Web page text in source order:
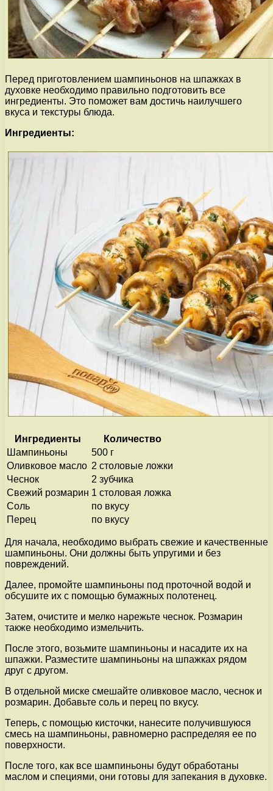
Перед приготовлением шампиньонов на шпажках в
духовке необходимо правильно подготовить все
ингредиенты. Это поможет вам достичь наилучшего
вкуса и текстуры блюда.
Ингредиенты:
Ингредиенты
Количество
Шампиньоны
500 г
Оливковое масло 2 столовые ложки
Чеснок
2 зубчика
Свежий розмарин 1 столовая ложка
Соль
по вкусу
Перец
по вкусу
Для начала, необходимо выбрать свежие и качественные
шампиньоны. Они должны быть упругими и без
повреждений.
Далее, промойте шампиньоны под проточной водой и
обсушите их с помощью бумажных полотенец.
Затем, очистите и мелко нарежьте чеснок. Розмарин
также необходимо измельчить.
После этого, возьмите шампиньоны и насадите их на
шпажки. Разместите шампиньоны на шпажках рядом
друг с другом.
В отдельной миске смешайте оливковое масло, чеснок и
розмарин. Добавьте соль и перец по вкусу.
Теперь, с помощью кисточки, нанесите получившуюся
смесь на шампиньоны, равномерно распределяя ее по
поверхности.
После того, как все шампиньоны будут обработаны
маслом и специями, они готовы для запекания в духовке.